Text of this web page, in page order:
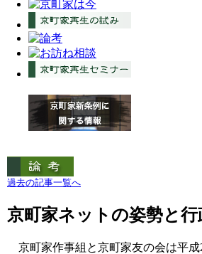
過去の記事一覧へ
京町家ネットの姿勢と
京町家作事組と京町家友の会は平成